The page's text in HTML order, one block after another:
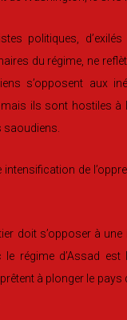
politiques,
du régime, ne
s’opposent aux
ils sont hostiles
intensification de
doit s’opposer à
le régime d’Assad
à plonger le